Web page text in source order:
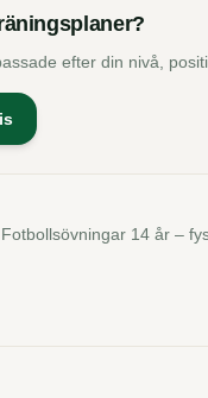
efter din nivå,
Fotbollsövningar 14 år –